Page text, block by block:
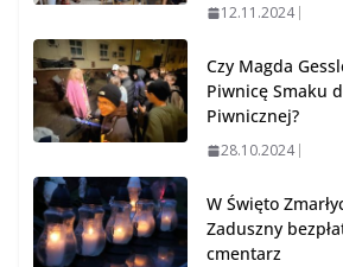
12.11.2024
Czy Magda
Piwnicę Smaku
Piwnicznej?
28.10.2024
W Święto
Zaduszny
cmentarz